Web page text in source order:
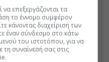
επεξεργάζονται τα
το έννομο συμφέρον
κάνοντας διαχείριση των
έναν σύνδεσμο στο κάτω
του ιστοτόπου, για να
τη συναίνεσή σας στις